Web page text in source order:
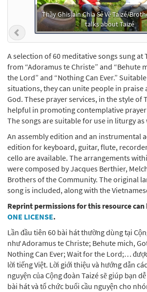
Thầy Ghislain Chia Sẻ Về Taizé/
talks about Taizé
Previous
A selection of 60 meditative songs sung at
from “Adoramus te Christe” and “Behute
the Lord” and “Nothing Can Ever.”
situations, they can unite people in praise
God. These prayer services, in the style of
helpful in promoting contemplative
The songs are suitable for use in liturgy as
An assembly edition and an instrumental
edition for keyboard, guitar, flute,
cello are available. The arrangements
were composed by Jacques Berthier,
Brothers of the Community. The original
song is included, along with the
Reprint permissions for this resource
ONE LICENSE.
Lần đầu tiên 60 bài hát thường dùng tại
như Adoramus te Christe; Behute mich,
Nothing Can Ever; Wait for the Lord;…
lời tiếng Việt. Lời giới thiệu và hướng dẫn
nguyện của Cộng đoàn Taizé sẽ giúp bạn
bài hát và tổ chức buổi cầu nguyện cho